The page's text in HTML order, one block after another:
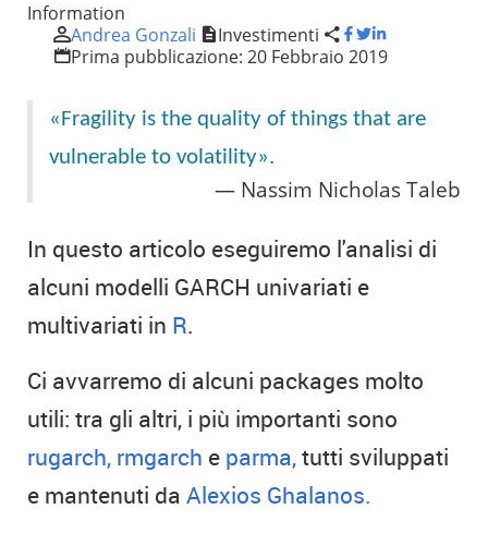
Information
Andrea Gonzali
Investimenti
Prima pubblicazione: 20 Febbraio 2019
«Fragility is the quality of things that are
vulnerable to volatility».
Nassim Nicholas Taleb
In questo articolo eseguiremo l'analisi di
alcuni modelli GARCH univariati e
multivariati in R.
Ci avvarremo di alcuni packages molto
utili: tra gli altri, i più importanti sono
rugarch, rmgarch e parma,tutti sviluppati
e mantenuti da Alexios Ghalanos.